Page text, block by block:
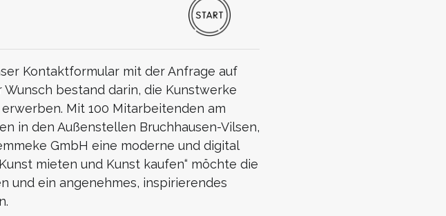
Kontaktformular mit der Anfrage auf
bestand darin, die Kunstwerke
Mit 100 Mitarbeitenden am
in den Außenstellen Bruchhausen-Vilsen,
GmbH eine moderne und digital
mieten und Kunst kaufen“ möchte die
und ein angenehmes, inspirierendes